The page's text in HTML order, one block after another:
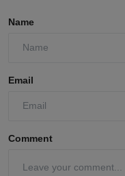
Name
Email
Comment